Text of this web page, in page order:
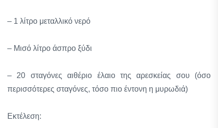
– 1 λίτρο μεταλλικό νερό
– Μισό λίτρο άσπρο ξύδι
– 20 σταγόνες αιθέριο έλαιο της αρεσκείας σου (όσο
περισσότερες σταγόνες, τόσο πιο έντονη η μυρωδιά)
Εκτέλεση: